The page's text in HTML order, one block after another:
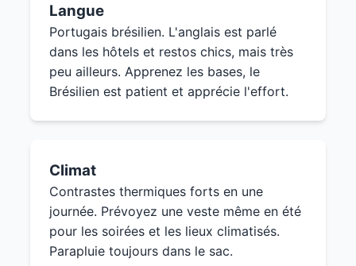
Langue
Portugais brésilien. L'anglais est parlé
dans les hôtels et restos chics, mais très
peu ailleurs. Apprenez les bases, le
Brésilien est patient et apprécie l'effort.
Climat
Contrastes thermiques forts en une
journée. Prévoyez une veste même en été
pour les soirées et les lieux climatisés.
Parapluie toujours dans le sac.